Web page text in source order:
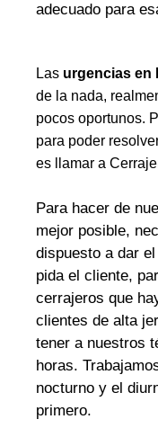
adecuado para
Las urgencias en
de la nada,
pocos oportunos.
para poder
es llamar a
Para hacer de
mejor posible,
dispuesto a dar
pida el cliente,
cerrajeros que
clientes de alta
tener a nuestros
horas.
nocturno y el
primero.